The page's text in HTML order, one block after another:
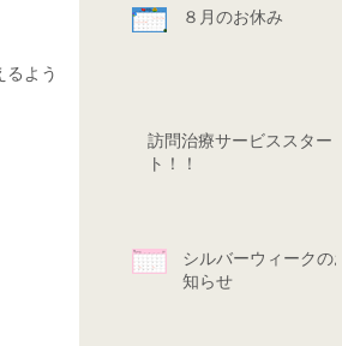
るよう
８月のお休み
訪問治療サービススター
ト！！
シルバーウィークのお
知らせ